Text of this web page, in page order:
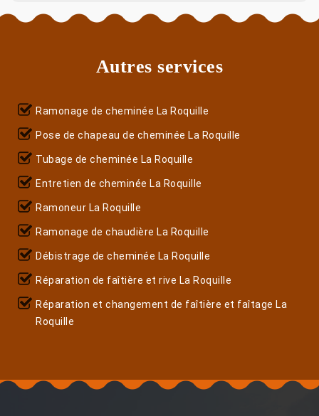
Autres services
Ramonage de cheminée La Roquille
Pose de chapeau de cheminée La Roquille
Tubage de cheminée La Roquille
Entretien de cheminée La Roquille
Ramoneur La Roquille
Ramonage de chaudière La Roquille
Débistrage de cheminée La Roquille
Réparation de faîtière et rive La Roquille
Réparation et changement de faîtière et faîtage La
Roquille